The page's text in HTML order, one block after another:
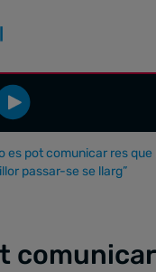
es pot comunicar res que
passar-se se llarg”